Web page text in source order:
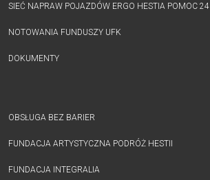
SIEĆ NAPRAW POJAZDÓW ERGO HESTIA POMOC 24
NOTOWANIA FUNDUSZY UFK
DOKUMENTY
OBSŁUGA BEZ BARIER
FUNDACJA ARTYSTYCZNA PODRÓŻ HESTII
FUNDACJA INTEGRALIA